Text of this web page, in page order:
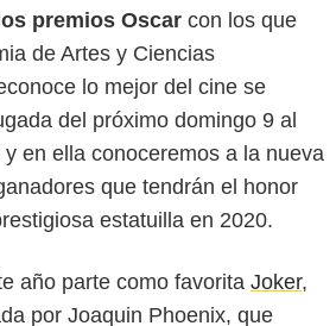
premios Oscar con los que
de Artes y Ciencias
lo mejor del cine se
del próximo domingo 9 al
y en ella conoceremos a la nueva
que tendrán el honor
estatuilla en 2020.
año parte como favorita Joker,
por Joaquin Phoenix, que